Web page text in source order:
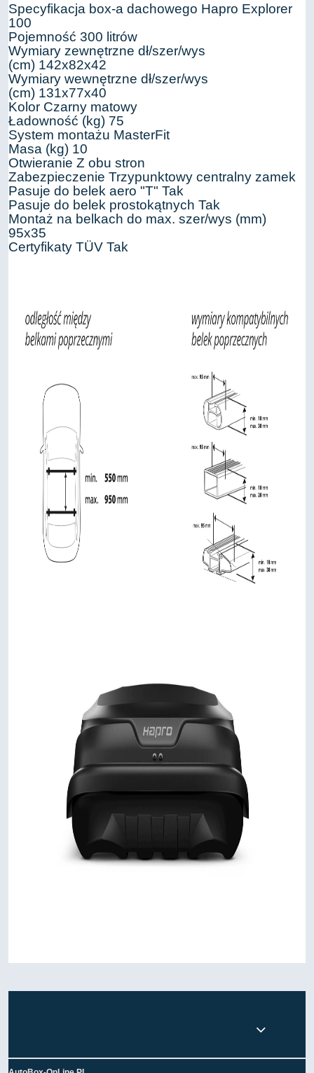
Specyfikacja box-a dachowego Hapro Explorer
100
Pojemność 300 litrów
Wymiary zewnętrzne dł/szer/wys
(cm) 142x82x42
Wymiary wewnętrzne dł/szer/wys
(cm) 131x77x40
Kolor Czarny matowy
Ładowność (kg) 75
System montażu MasterFit
Masa (kg) 10
Otwieranie Z obu stron
Zabezpieczenie Trzypunktowy centralny zamek
Pasuje do belek aero "T" Tak
Pasuje do belek prostokątnych Tak
Montaż na belkach do max. szer/wys (mm)
95x35
Certyfikaty TÜV Tak